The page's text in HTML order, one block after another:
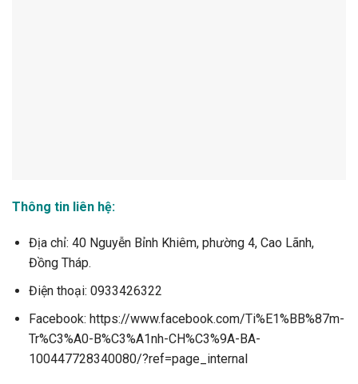
Thông tin liên hệ:
Địa chỉ: 40 Nguyễn Bỉnh Khiêm, phường 4, Cao Lãnh,
Đồng Tháp.
Điện thoại: 0933426322
Facebook: https://www.facebook.com/Ti%E1%BB%87m-
Tr%C3%A0-B%C3%A1nh-CH%C3%9A-BA-
100447728340080/?ref=page_internal